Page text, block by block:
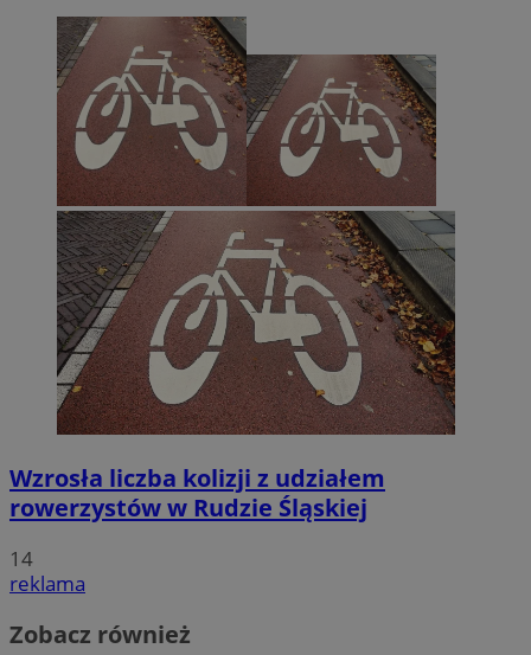
Wzrosła liczba kolizji z udziałem
rowerzystów w Rudzie Śląskiej
14
reklama
Zobacz również